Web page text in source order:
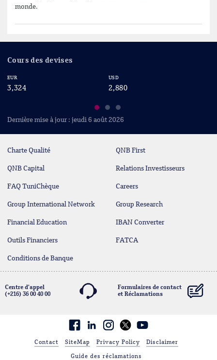
monde.
Cours des devises
EUR
3,324
USD
2,880
Dernière mise à jour : jeudi 6 août 2026
Charte Qualité QNB First
QNB Capital Relations Investisseurs
FAQ TuniChèque Careers
Group International Network Group Research
Financial Education IBAN Converter
Outils Financiers FATCA
Conditions de Banque
Centre d'appel
(+216) 36 00 40 00
Formulaires de contact
et Réclamations
contact@qnb.com.tnFacebook
linkedin
Contact SiteMap Privacy Policy Disclaimer
Guide des réclamations